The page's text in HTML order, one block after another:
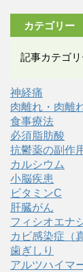
カテゴリー
記事カテゴリ
神経痛
肉離れ・肉離
食事療法
必須脂肪酸
抗鬱薬の副作
カルシウム
小脳疾患
ビタミンC
肝臓がん
フィシオエナ
カビ感染症（
歯ぎしり
アルツハイマ